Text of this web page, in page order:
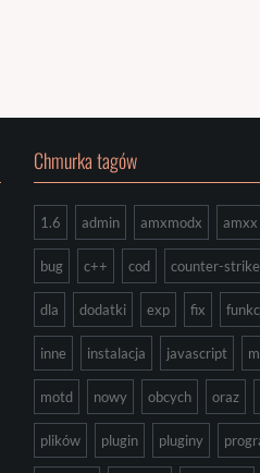
Chmurka tagów
1.6 admin amxmodx amxx
bug c++ cod counter-strike
dla dodatki exp fix
inne instalacja javascript
motd nowy obcych oraz
plików plugin pluginy